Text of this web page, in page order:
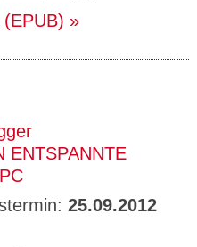
ENTSPANNTE
25.09.2012